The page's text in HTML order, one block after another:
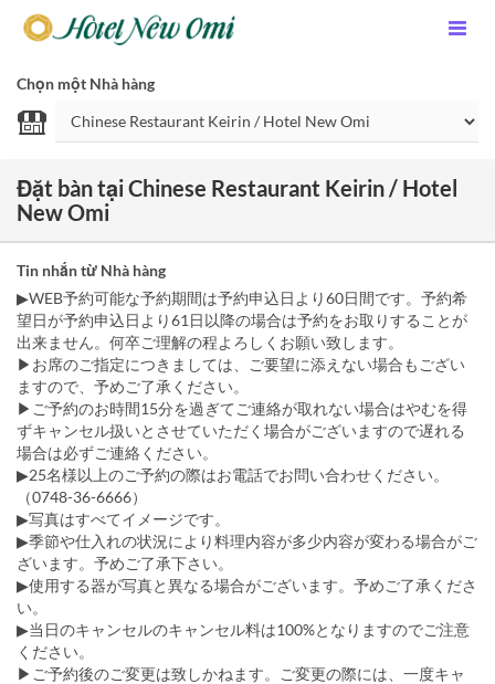
Chọn một Nhà hàng
Đặt bàn tại Chinese Restaurant Keirin / Hotel
New Omi
Tin nhắn từ Nhà hàng
▶WEB予約可能な予約期間は予約申込日より60日間です。予約希
望日が予約申込日より61日以降の場合は予約をお取りすることが
出来ません。何卒ご理解の程よろしくお願い致します。
▶お席のご指定につきましては、ご要望に添えない場合もござい
ますので、予めご了承ください。
▶ご予約のお時間15分を過ぎてご連絡が取れない場合はやむを得
ずキャンセル扱いとさせていただく場合がございますので遅れる
場合は必ずご連絡ください。
▶25名様以上のご予約の際はお電話でお問い合わせください。
（0748-36-6666）
▶写真はすべてイメージです。
▶季節や仕入れの状況により料理内容が多少内容が変わる場合がご
ざいます。予めご了承下さい。
▶使用する器が写真と異なる場合がございます。予めご了承くださ
い。
▶︎当日のキャンセルのキャンセル料は100%となりますのでご注意
ください。
▶ご予約後のご変更は致しかねます。ご変更の際には、一度キャ